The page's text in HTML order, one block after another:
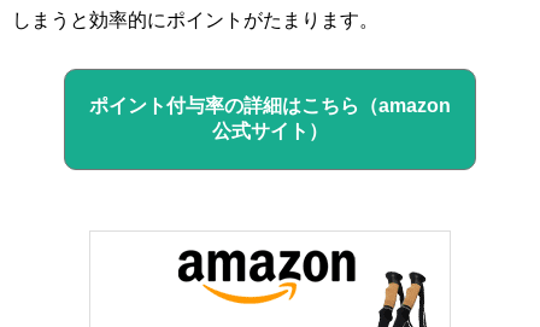
しまうと効率的にポイントがたまります。
ポイント付与率の詳細はこちら（amazon
公式サイト）